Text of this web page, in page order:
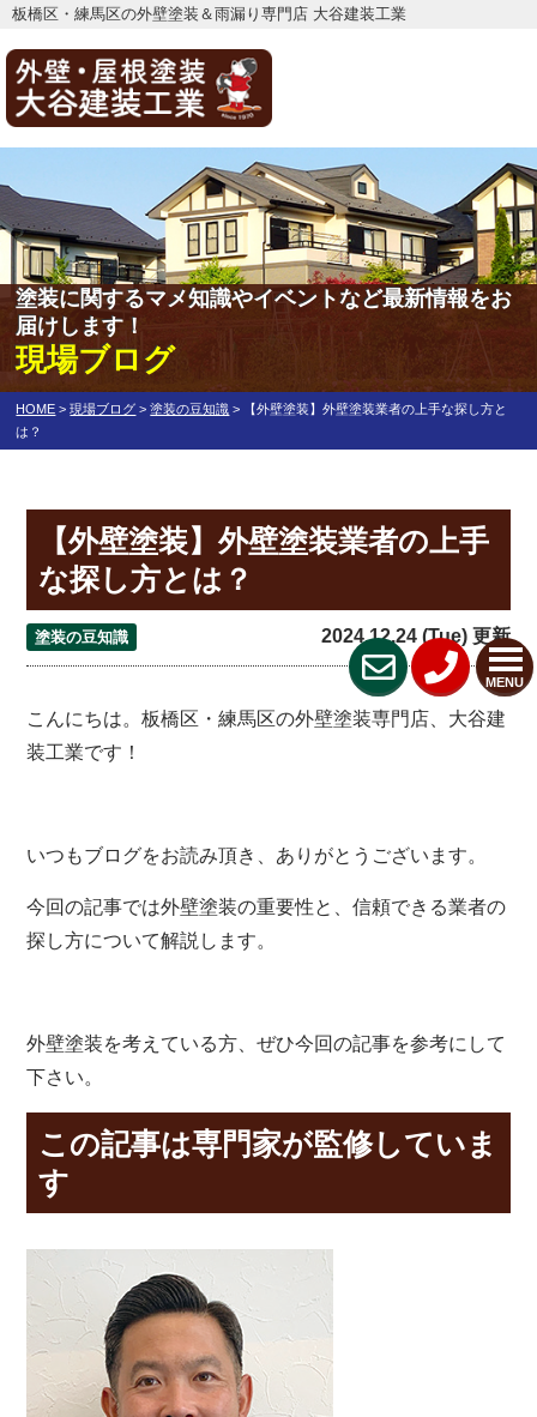
板橋区・練馬区の外壁塗装＆雨漏り専門店 大谷建装工業
MENU
塗装に関するマメ知識やイベントなど最新情報をお
届けします！
現場ブログ
HOME >現場ブログ >塗装の豆知識 >
【外壁塗装】外壁塗装業者の上手な探し方と
は？
【外壁塗装】外壁塗装業者の上手
な探し方とは？
塗装の豆知識 2024.12.24 (Tue) 更新
こんにちは。板橋区・練馬区の外壁塗装専門店、大谷建
装工業です！
いつもブログをお読み頂き、ありがとうございます。
今回の記事では外壁塗装の重要性と、信頼できる業者の
探し方について解説します。
外壁塗装を考えている方、ぜひ今回の記事を参考にして
下さい。
この記事は専門家が監修していま
す